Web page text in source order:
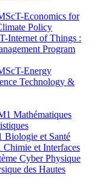
Economics for
Policy
Internet of Things :
Program
Energy
Technology &
Mathématiques
et Santé
et Interfaces
Cyber Physique
des Hautes